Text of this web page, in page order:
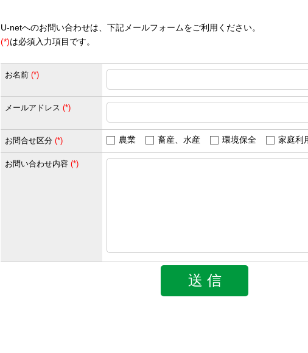
U-netへのお問い合わせは、下記メールフォームをご利用ください。
(*)は必須入力項目です。
お名前 (*)
メールアドレス (*)
お問合せ区分 (*) 農業 畜産、水産 環境保全 家庭利
お問い合わせ内容 (*)
送 信